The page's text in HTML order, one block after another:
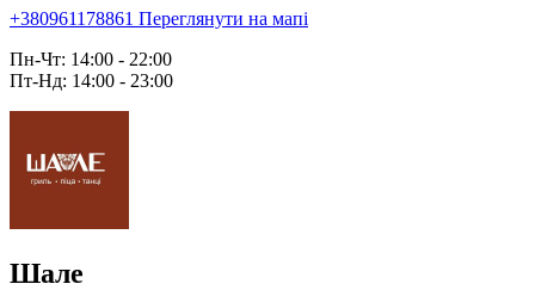
+380961178861 Переглянути на мапі
Пн-Чт: 14:00 - 22:00
Пт-Нд: 14:00 - 23:00
Шале